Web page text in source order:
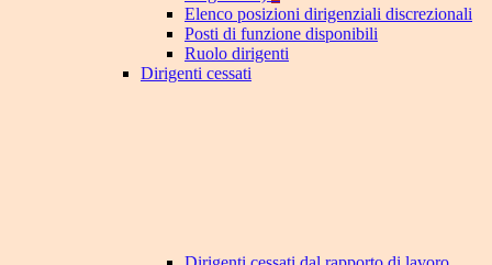
Elenco posizioni dirigenziali discrezionali
Posti di funzione disponibili
Ruolo dirigenti
Dirigenti cessati